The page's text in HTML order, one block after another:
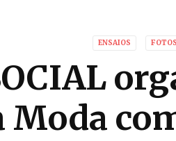
ENSAIOS FOTOS
Moda